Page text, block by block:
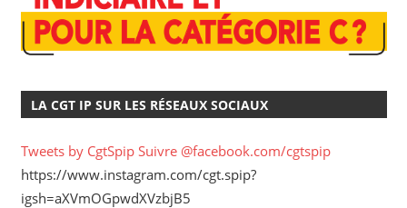
LA CGT IP SUR LES RÉSEAUX SOCIAUX
Tweets by CgtSpip Suivre @facebook.com/cgtspip
https://www.instagram.com/cgt.spip?
igsh=aXVmOGpwdXVzbjB5